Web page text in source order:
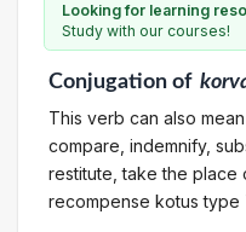
Looking for learning
Study with our courses!
Conjugationof
This verb can also
compare, indemnify,
restitute, take the place
recompense kotus type